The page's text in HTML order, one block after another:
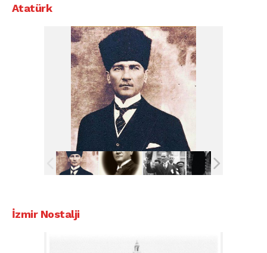
Atatürk
İzmir Nostalji